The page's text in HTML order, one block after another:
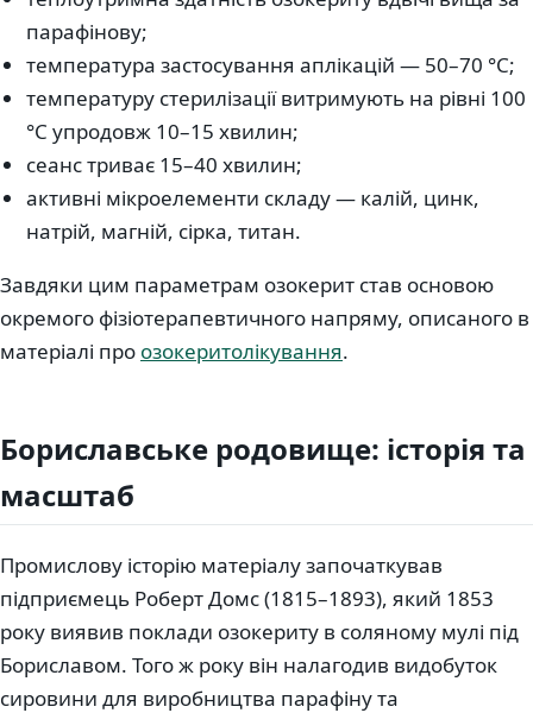
парафінову;
температура застосування аплікацій — 50–70 °C;
температуру стерилізації витримують на рівні 100
°C упродовж 10–15 хвилин;
сеанс триває 15–40 хвилин;
активні мікроелементи складу — калій, цинк,
натрій, магній, сірка, титан.
Завдяки цим параметрам озокерит став основою
окремого фізіотерапевтичного напряму, описаного в
матеріалі про озокеритолікування.
Бориславське родовище: історія та
масштаб
Промислову історію матеріалу започаткував
підприємець Роберт Домс (1815–1893), який 1853
року виявив поклади озокериту в соляному мулі під
Бориславом. Того ж року він налагодив видобуток
сировини для виробництва парафіну та